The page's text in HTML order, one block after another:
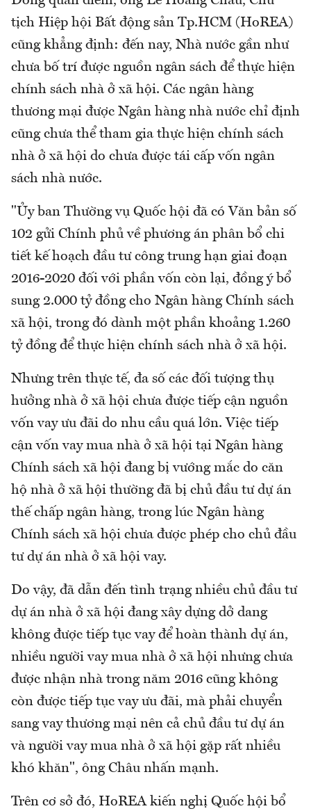
tịch Hiệp hội Bất động sản Tp.HCM (HoREA)
cũng khẳng định: đến nay, Nhà nước gần như
chưa bố trí được nguồn ngân sách để thực hiện
chính sách nhà ở xã hội. Các ngân hàng
thương mại được Ngân hàng nhà nước chỉ định
cũng chưa thể tham gia thực hiện chính sách
nhà ở xã hội do chưa được tái cấp vốn ngân
sách nhà nước.
"Ủy ban Thường vụ Quốc hội đã có Văn bản số
102 gửi Chính phủ về phương án phân bổ chi
tiết kế hoạch đầu tư công trung hạn giai đoạn
2016-2020 đối với phần vốn còn lại, đồng ý bổ
sung 2.000 tỷ đồng cho Ngân hàng Chính sách
xã hội, trong đó dành một phần khoảng 1.260
tỷ đồng để thực hiện chính sách nhà ở xã hội.
Nhưng trên thực tế, đa số các đối tượng thụ
hưởng nhà ở xã hội chưa được tiếp cận nguồn
vốn vay ưu đãi do nhu cầu quá lớn. Việc tiếp
cận vốn vay mua nhà ở xã hội tại Ngân hàng
Chính sách xã hội đang bị vướng mắc do căn
hộ nhà ở xã hội thường đã bị chủ đầu tư dự án
thế chấp ngân hàng, trong lúc Ngân hàng
Chính sách xã hội chưa được phép cho chủ đầu
tư dự án nhà ở xã hội vay.
Do vậy, đã dẫn đến tình trạng nhiều chủ đầu tư
dự án nhà ở xã hội đang xây dựng dở dang
không được tiếp tục vay để hoàn thành dự án,
nhiều người vay mua nhà ở xã hội nhưng chưa
được nhận nhà trong năm 2016 cũng không
còn được tiếp tục vay ưu đãi, mà phải chuyển
sang vay thương mại nên cả chủ đầu tư dự án
và người vay mua nhà ở xã hội gặp rất nhiều
khó khăn", ông Châu nhấn mạnh.
Trên cơ sở đó, HoREA kiến nghị Quốc hội bổ